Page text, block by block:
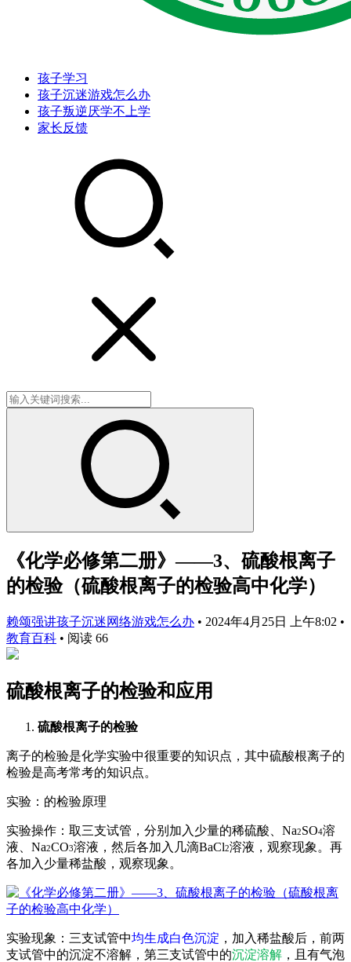
孩子学习
孩子沉迷游戏怎么办
孩子叛逆厌学不上学
家长反馈
《化学必修第二册》——3、硫酸根离子
的检验（硫酸根离子的检验高中化学）
赖颂强讲孩子沉迷网络游戏怎么办 • 2024年4月25日 上午8:02 •
教育百科 • 阅读 66
硫酸根离子的检验和应用
硫酸根离子的检验
离子的检验是化学实验中很重要的知识点，其中硫酸根离子的
检验是高考常考的知识点。
实验： 的检验原理
实验操作：取三支试管 ，分别加入少量的稀硫酸 、Na2SO4溶
液、Na2CO3溶液，然后各加入几滴BaCl2溶液，观察现象。再
各加入少量稀盐酸 ，观察现象。
实验现象：三支试管中均生成白色沉淀 ，加入稀盐酸后，前两
支试管中的沉淀不溶解，第三支试管中的沉淀溶解 ，且有气泡